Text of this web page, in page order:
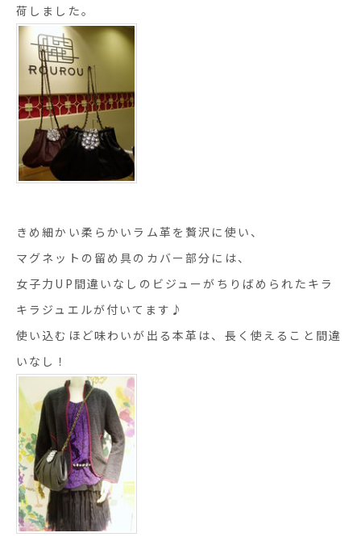
荷しました。
きめ細かい柔らかいラム革を贅沢に使い、
マグネットの留め具のカバー部分には、
女子力UP間違いなしのビジューがちりばめられたキラ
キラジュエルが付いてます♪
使い込むほど味わいが出る本革は、長く使えること間違
いなし！